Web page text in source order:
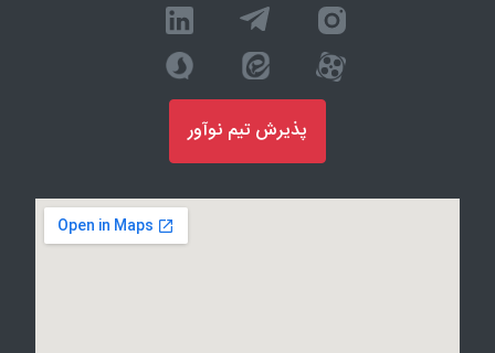
پذیرش تیم نوآور